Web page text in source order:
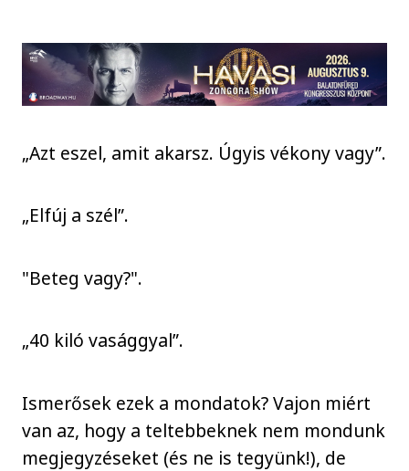
„Azt eszel, amit akarsz. Úgyis vékony vagy”.
„Elfúj a szél”.
"Beteg vagy?".
„40 kiló vasággyal”.
Ismerősek ezek a mondatok? Vajon miért
van az, hogy a teltebbeknek nem mondunk
megjegyzéseket (és ne is tegyünk!), de